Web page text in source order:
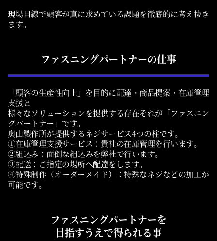
現場目線で顧客が真に求めている課題を徹底的に考え抜き
ます。
ファスニングパートナーの仕事
「顧客の生産性向上」を目的に配達・商品提案・在庫管理
支援と
様々なソリューションを提供する存在それが「ファスニン
グパートナー」です。
奥山製作所が提供するネジサービス4つの柱です。
①在庫管理支援サービス：貴社の在庫管理を行います。
②組込み：面倒な組込みを弊社で行います。
③配送：ご指定の場所へ配達をします。
④特殊制作（オーダーメイド）：特殊なネジなどの加工が
可能です。
ファスニングパートナーを
目指すうえで得られる事